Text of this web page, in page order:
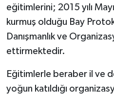
eğitimlerini; 2015 yılı
kurmuş olduğu Bay
Danışmanlık ve
ettirmektedir.
Eğitimlerle beraber il ve
yoğun katıldığı